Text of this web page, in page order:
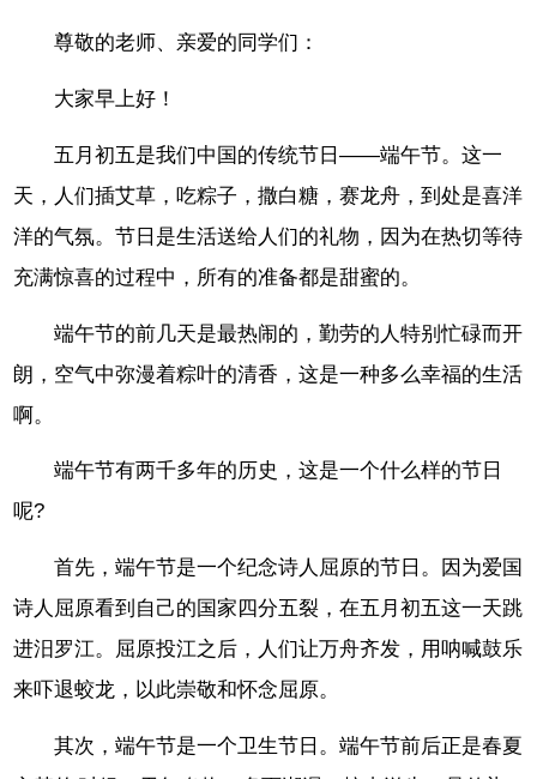
尊敬的老师、亲爱的同学们：
大家早上好！
五月初五是我们中国的传统节日——端午节。这一
天，人们插艾草，吃粽子，撒白糖，赛龙舟，到处是喜洋
洋的气氛。节日是生活送给人们的礼物，因为在热切等待
充满惊喜的过程中，所有的准备都是甜蜜的。
端午节的前几天是最热闹的，勤劳的人特别忙碌而开
朗，空气中弥漫着粽叶的清香，这是一种多么幸福的生活
啊。
端午节有两千多年的历史，这是一个什么样的节日
呢?
首先，端午节是一个纪念诗人屈原的节日。因为爱国
诗人屈原看到自己的国家四分五裂，在五月初五这一天跳
进汨罗江。屈原投江之后，人们让万舟齐发，用呐喊鼓乐
来吓退蛟龙，以此崇敬和怀念屈原。
其次，端午节是一个卫生节日。端午节前后正是春夏